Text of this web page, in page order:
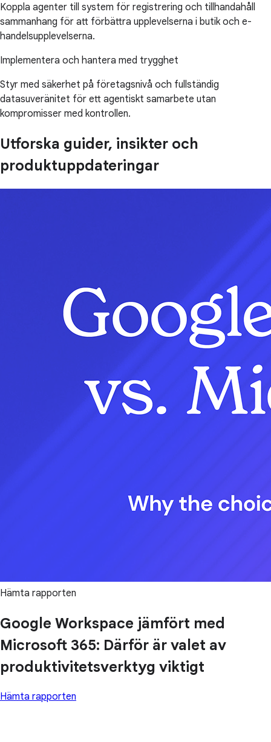
Koppla agenter till system för registrering och tillhandahåll
sammanhang för att förbättra upplevelserna i butik och e-
handelsupplevelserna.
Implementera och hantera med trygghet
Styr med säkerhet på företagsnivå och fullständig
datasuveränitet för ett agentiskt samarbete utan
kompromisser med kontrollen.
Utforska guider, insikter och
produktuppdateringar
Hämta rapporten
Google Workspace jämfört med
Microsoft 365: Därför är valet av
produktivitetsverktyg viktigt
Hämta rapporten